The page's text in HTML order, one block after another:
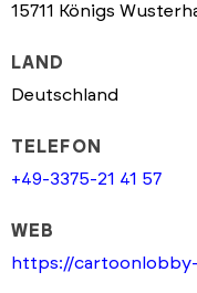
15711 Königs
LAND
Deutschland
TELEFON
+49-3375-21 41 57
WEB
https://